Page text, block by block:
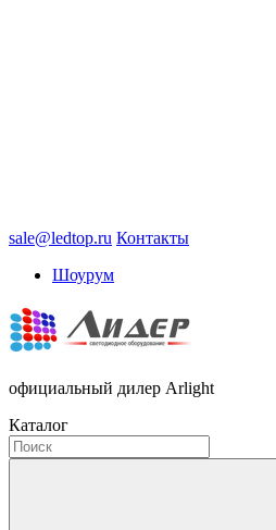
sale@ledtop.ru Контакты
Шоурум
официальный дилер Arlight
Каталог